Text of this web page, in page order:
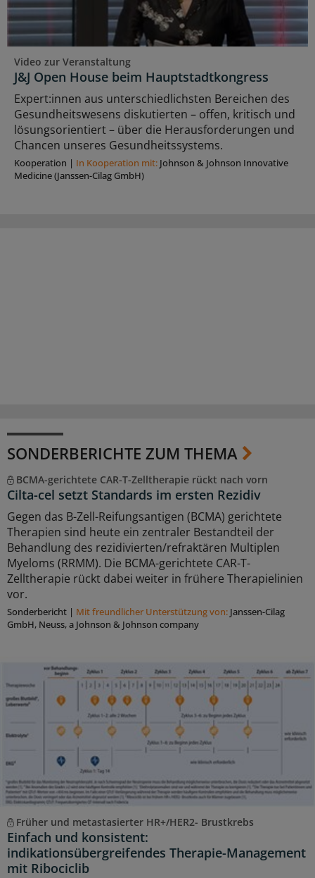
Video zur Veranstaltung
J&J Open House beim Hauptstadtkongress
Expert:innen aus unterschiedlichsten Bereichen des
Gesundheitswesens diskutierten – offen, kritisch und
lösungsorientiert – über die Herausforderungen und
Chancen unseres Gesundheitssystems.
Kooperation | In Kooperation mit: Johnson & Johnson Innovative
Medicine (Janssen-Cilag GmbH)
SONDERBERICHTE ZUM THEMA
BCMA-gerichtete CAR-T-Zelltherapie rückt nach vorn
Cilta-cel setzt Standards im ersten Rezidiv
Gegen das B-Zell-Reifungsantigen (BCMA) gerichtete
Therapien sind heute ein zentraler Bestandteil der
Behandlung des rezidivierten/refraktären Multiplen
Myeloms (RRMM). Die BCMA-gerichtete CAR-T-
Zelltherapie rückt dabei weiter in frühere Therapielinien
vor.
Sonderbericht | Mit freundlicher Unterstützung von: Janssen-Cilag
GmbH, Neuss, a Johnson & Johnson company
Früher und metastasierter HR+/HER2- Brustkrebs
Einfach und konsistent:
indikationsübergreifendes Therapie-Management
mit Ribociclib